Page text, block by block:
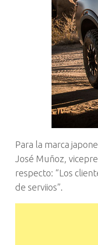
Para la marca
José Muñoz,
respecto: “Los
de serviios”.